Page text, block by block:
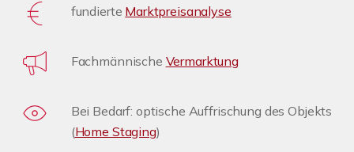
fundierte Marktpreisanalyse
Fachmännische Vermarktung
Bei Bedarf: optische Auffrischung des Objekts
(Home Staging)